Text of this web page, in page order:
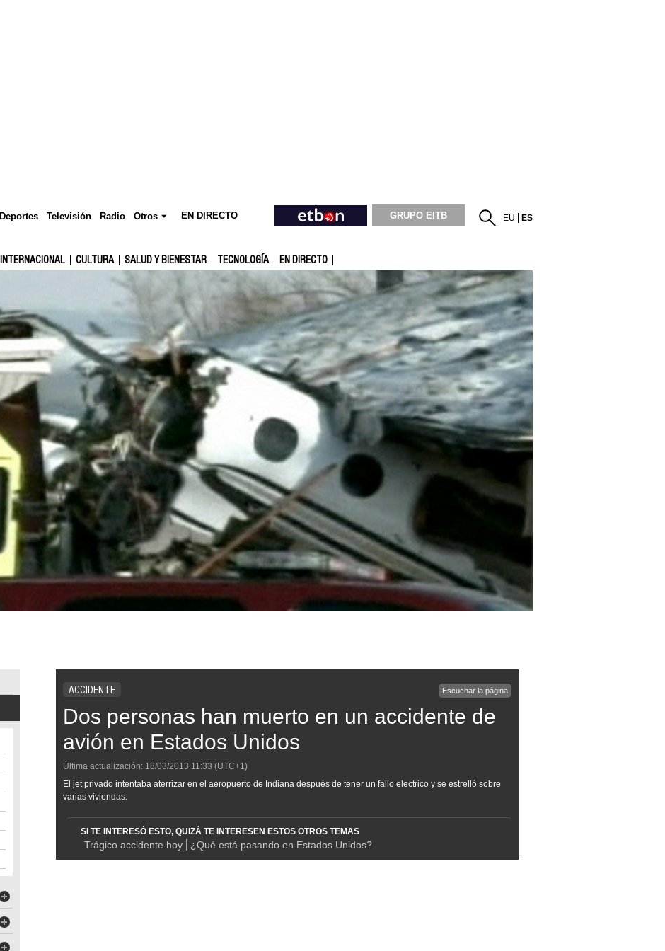
Deportes Televisión Radio Otros EN DIRECTO GRUPO EITB EU ES
INTERNACIONAL CULTURA SALUD Y BIENESTAR TECNOLOGÍA EN DIRECTO
ACCIDENTE Escuchar la página
Dos personas han muerto en un accidente de
avión en Estados Unidos
Última actualización: 18/03/2013 11:33 (UTC+1)
El jet privado intentaba aterrizar en el aeropuerto de Indiana después de tener un fallo electrico y se estrelló sobre
varias viviendas.
SI TE INTERESÓ ESTO, QUIZÁ TE INTERESEN ESTOS OTROS TEMAS
Trágico accidente hoy ¿Qué está pasando en Estados Unidos?